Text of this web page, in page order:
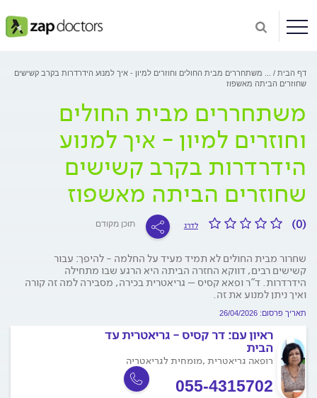
דף הבית
משתחררים מבית החולים וחוזרים למיון - איך למנוע הידרדרות בקרב קשישים
שחוזרים הביתה מאשפוז
משתחררים מבית החולים
וחוזרים למיון - איך למנוע
הידרדרות בקרב קשישים
שחוזרים הביתה מאשפוז
(0) לדרג תוכן מקודם
שחרור מבית החולים לא תמיד מעיד על החלמה - להיפך: עבור
קשישים רבים, דווקא החזרה הביתה היא הרגע שבו מתחילה
הידרדרות. ד"ר ופאא קסיס – גריאטרית בכירה, מסבירה למה זה קורה
ואיך ניתן למנוע את זה.
תאריך פרסום: 26/04/2026
ראיון עם: דר קסיס - גריאטרית עד
הבית
רופאה גריאטרית ,מומחית לגריאטריה
055-4315702